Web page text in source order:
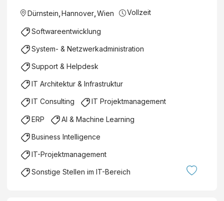
Dürnstein Hannover Wien Vollzeit
Softwareentwicklung
System- & Netzwerkadministration
Support & Helpdesk
IT Architektur & Infrastruktur
IT Consulting IT Projektmanagement
ERP AI & Machine Learning
Business Intelligence
IT-Projektmanagement
Sonstige Stellen im IT-Bereich